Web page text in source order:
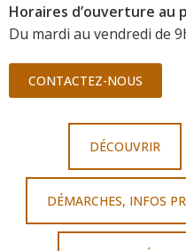
Horaires d’ouverture au
Du mardi au vendredi de
CONTACTEZ-NOUS
DÉCOUVRIR
DÉMARCHES, INFOS